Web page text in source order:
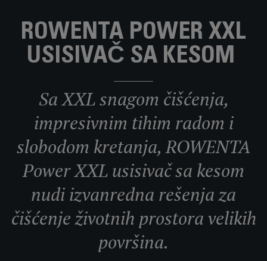
ROWENTA POWER XXL
USISIVAČ SA KESOM
Sa XXL snagom čišćenja,
impresivnim tihim radom i
slobodom kretanja, ROWENTA
Power XXL usisivač sa kesom
nudi izvanredna rešenja za
čišćenje životnih prostora velikih
površina.